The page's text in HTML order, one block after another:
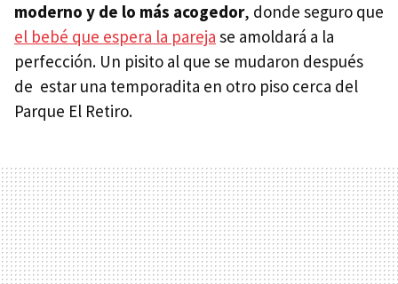
moderno y de lo más acogedor, donde seguro que
el bebé que espera la pareja se amoldará a la
perfección. Un pisito al que se mudaron después
de estar una temporadita en otro piso cerca del
Parque El Retiro.